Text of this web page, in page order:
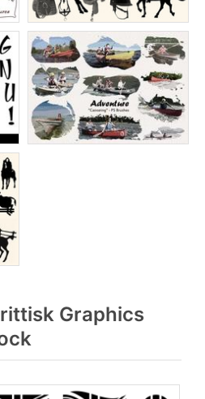
Graphics